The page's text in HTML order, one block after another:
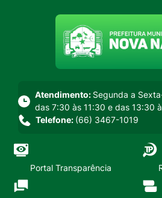
Seção do
Atendimento: Segunda a
das 7:30 às 11:30 e das 13:30
Telefone: (66) 3467-1019
Portal Transparência